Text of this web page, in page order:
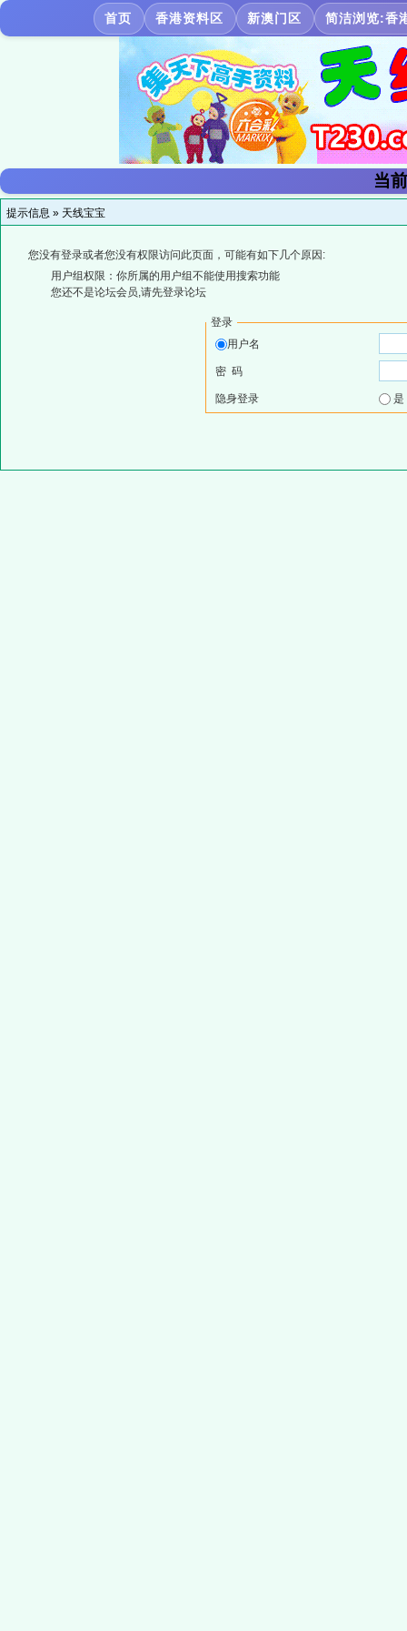
首页 香港资料区 新澳门区 简洁浏览:香
当
提示信息 » 天线宝宝
您没有登录或者您没有权限访问此页面，可能有如下几个原因:
用户组权限：你所属的用户组不能使用搜索功能
您还不是论坛会员,请先登录论坛
登录
用户名
密 码
隐身登录